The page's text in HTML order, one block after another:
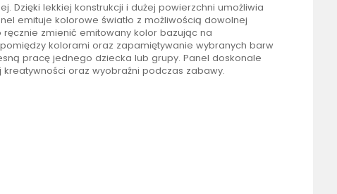
Dzięki lekkiej konstrukcji i dużej powierzchni umożliwia
emituje kolorowe światło z możliwością dowolnej
ręcznie zmienić emitowany kolor bazując na
kolorami oraz zapamiętywanie wybranych barw
pracę jednego dziecka lub grupy. Panel doskonale
oraz wyobraźni podczas zabawy.